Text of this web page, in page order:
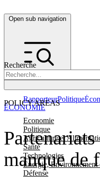
Open sub navigation
Recherche
POLICY AREAS
Economie
Politique
Agriculture et
Santé
Technologies
Energie, Environnement
Défense
RapporteurPolitique
manque de
ÉCONOMIE